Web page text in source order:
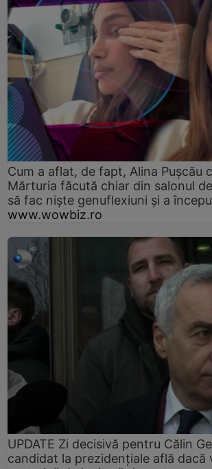
Cum a aflat, de fapt, Alina Pușcău
Mărturia făcută chiar din salonul
să fac niște genuflexiuni și a
www.wowbiz.ro
UPDATE Zi decisivă pentru Călin
candidat la prezidențiale află